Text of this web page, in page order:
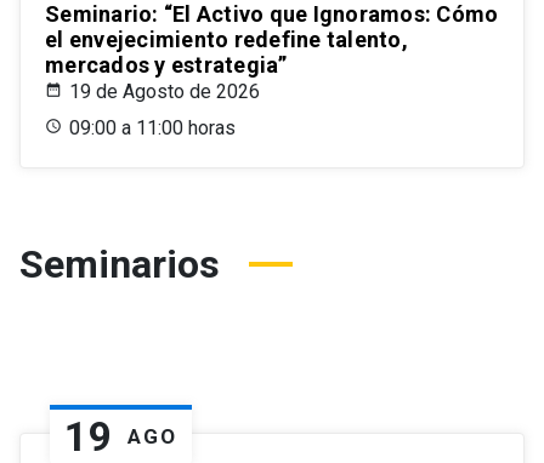
Seminario: “El Activo que Ignoramos: Cómo
el envejecimiento redefine talento,
mercados y estrategia”
19 de Agosto de 2026
09:00 a 11:00 horas
Seminarios
19 AGO